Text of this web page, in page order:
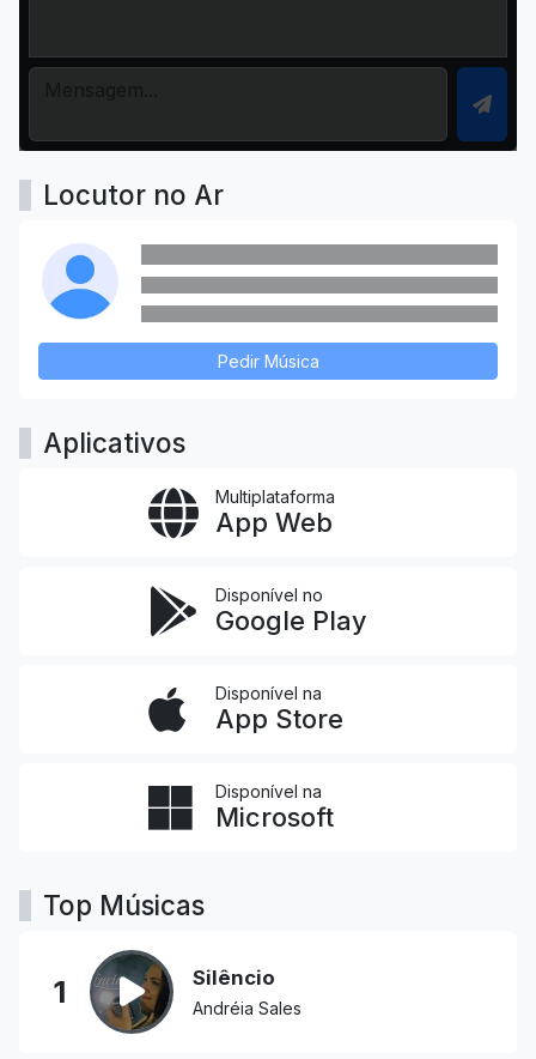
Locutor no Ar
Pedir Música
Aplicativos
Multiplataforma
App Web
Disponível no
Google Play
Disponível na
App Store
Disponível na
Microsoft
Top Músicas
1 Silêncio
Andréia Sales